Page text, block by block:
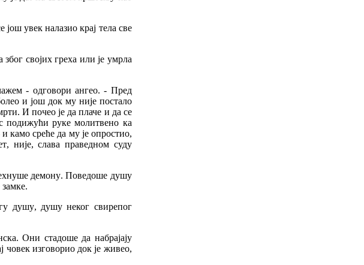
још увек налазио крај тела све
због својих греха или је умрла
- одговори ангео. - Пред
и још док му није постало
.И почео је да плаче и да се
подижући руке молитвено ка
и камо среће да му је опростио,
, није,слава праведном суду
демону.Поведоше душу
замке.
душу, душу неког свирепог
.Они стадоше да набрајају
човек изговорио док је живео,